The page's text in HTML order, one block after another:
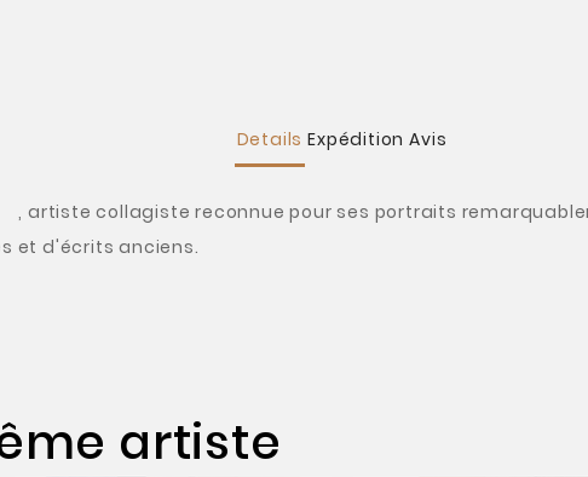
Details Expédition Avis
, artiste collagiste reconnue pour ses portraits
et d'écrits anciens.
artiste